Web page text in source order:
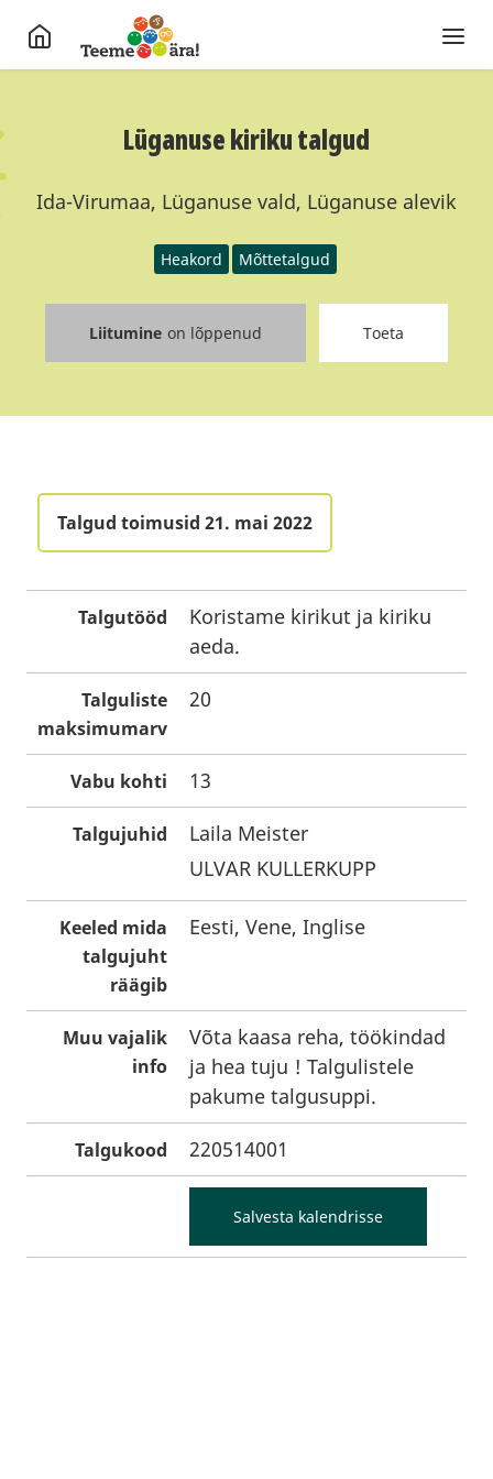
Lüganuse kiriku talgud
Ida-Virumaa, Lüganuse vald, Lüganuse alevik
Heakord Mõttetalgud
Liitumine on lõppenud Toeta
Talgud toimusid 21. mai 2022
Talgutööd
Koristame kirikut ja kiriku
aeda.
Talguliste
maksimumarv
20
Vabu kohti 13
Talgujuhid
Laila Meister
ULVAR KULLERKUPP
Keeled mida
talgujuht
räägib
Eesti, Vene, Inglise
Muu vajalik
info
Võta kaasa reha, töökindad
ja hea tuju ! Talgulistele
pakume talgusuppi.
Talgukood 220514001
Salvesta kalendrisse